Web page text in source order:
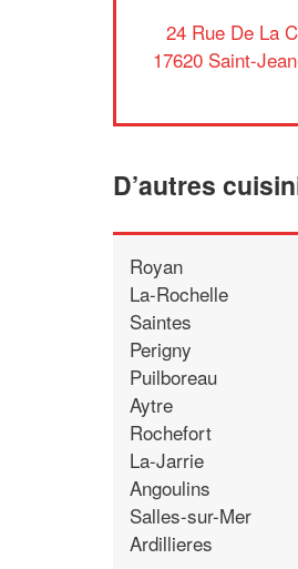
24 Rue De La
17620 Saint-
D’autres
Royan
La-Rochelle
Saintes
Perigny
Puilboreau
Aytre
Rochefort
La-Jarrie
Angoulins
Salles-sur-Mer
Ardillieres